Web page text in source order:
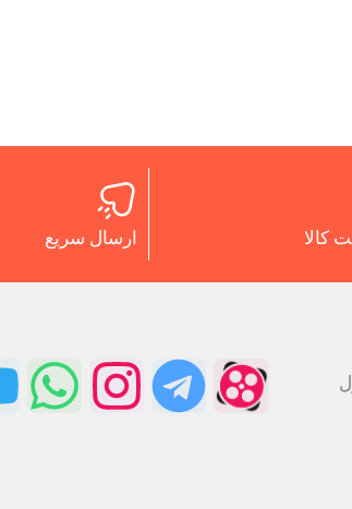
کالا ارسال سریع